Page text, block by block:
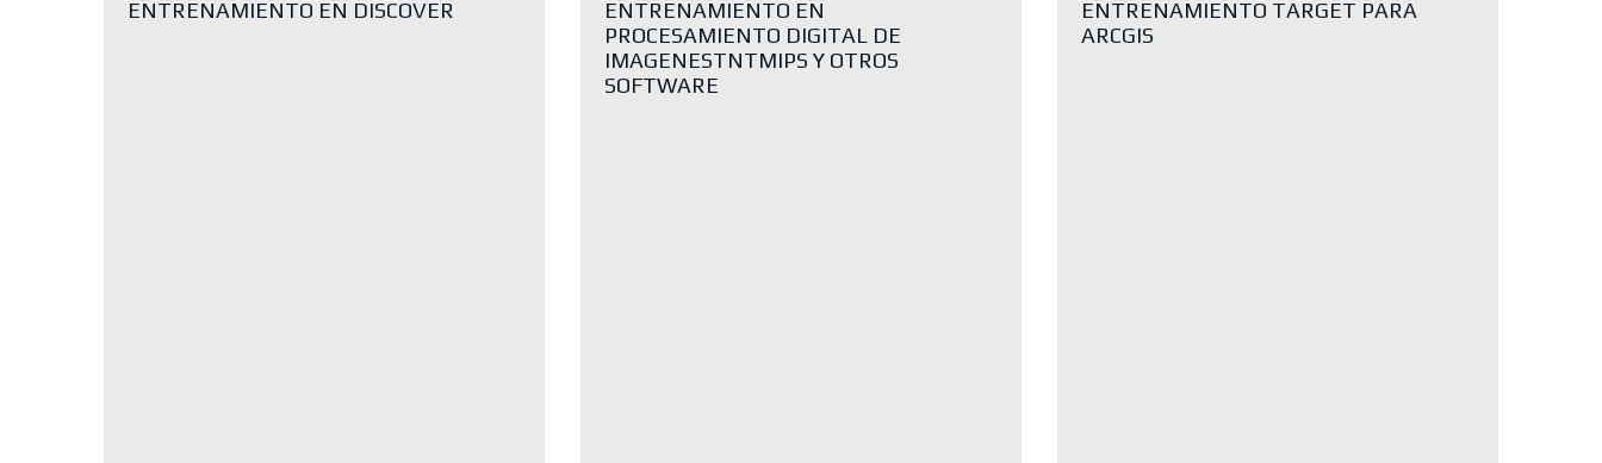
ENTRENAMIENTO EN DISCOVER
ENTRENAMIENTO EN
PROCESAMIENTO DIGITAL DE
IMAGENESTNTMIPS Y OTROS
SOFTWARE
ENTRENAMIENTO TARGET PARA
ARCGIS